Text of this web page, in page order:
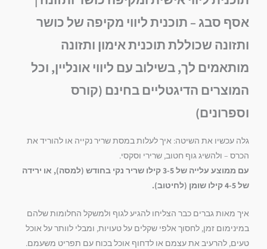
אסף סבג – תוכנית ליווי מקיפה של כושר
ותזונה שכוללת תוכנית אימון ותזונה
מותאמים לך, בשילוב עם ליווי אונליין, וכל
המוצרים הדיגטליים בחינם (קורס
וספרונים)
גלה עכשיו את השיטה: איך לעלות במסת שריר נקייה או להוריד את
הכרס – ולהשיג גוף חטוב, שרירי וסקסי.
עם ממוצע עלייה של 3-5 קילו שריר נקי בחודש (למסה), או ירידה
של 4-5 קילו שומן (לחיטוב).
איך מאות גברים כבר הצליחו להגיע לגוף ולמשקל החלומות שלהם
במינימום זמן, לחסוך אלפי שקלים על טעויות, ומבלי לוותר על אוכל
טעים, להרעיב את עצמם או לדחוף אוכל בכוח עם תפריט משעמם.